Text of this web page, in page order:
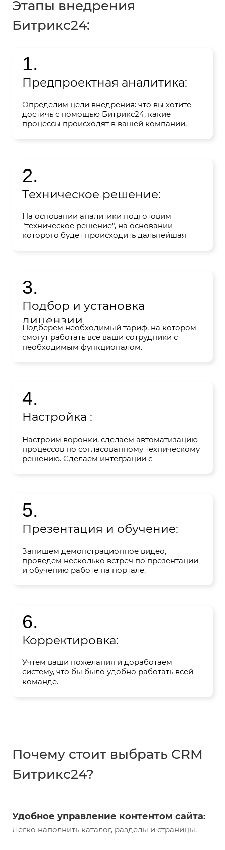
Этапы внедрения
Битрикс24:
1.
Предпроектная аналитика:
Определим цели внедрения: что вы хотите
достичь с помощью Битрикс24, какие
процессы происходят в вашей компании,
2.
Техническое решение:
На основании аналитики подготовим
"техническое решение", на основании
которого будет происходить дальнейшая
3.
Подбор и установка
лицензии
Подберем необходимый тариф, на котором
смогут работать все ваши сотрудники с
необходимым функционалом.
4.
Настройка :
Настроим воронки, сделаем автоматизацию
процессов по согласованному техническому
решению. Сделаем интеграции с
5.
Презентация и обучение:
Запишем демонстрационное видео,
проведем несколько встреч по презентации
и обучению работе на портале.
6.
Корректировка:
Учтем ваши пожелания и доработаем
систему, что бы было удобно работать всей
команде.
Почему стоит выбрать CRM
Битрикс24?
Удобное управление контентом сайта:
Легко наполнить каталог, разделы и страницы.